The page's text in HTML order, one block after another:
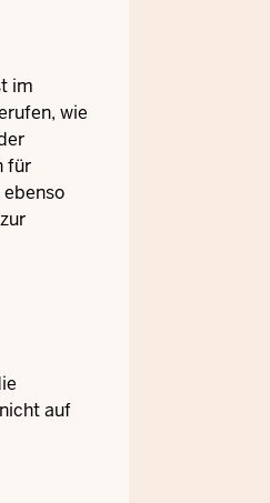
im
wie
für
auf